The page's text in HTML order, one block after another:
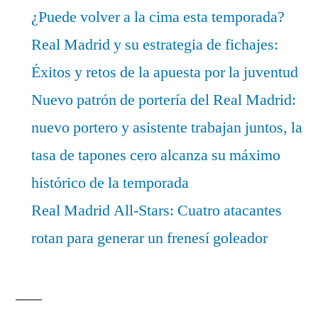
¿Puede volver a la cima esta temporada?
Real Madrid y su estrategia de fichajes:
Éxitos y retos de la apuesta por la juventud
Nuevo patrón de portería del Real Madrid:
nuevo portero y asistente trabajan juntos, la
tasa de tapones cero alcanza su máximo
histórico de la temporada
Real Madrid All-Stars: Cuatro atacantes
rotan para generar un frenesí goleador